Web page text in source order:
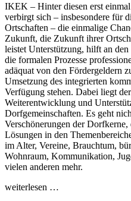
IKEK – Hinter diesen erst
verbirgt sich – insbesondere für
Ortschaften – die einmalige
Zukunft, die Zukunft ihrer
leistet Unterstützung, hilft an
die formalen Prozesse
adäquat von den Fördergeldern
Umsetzung des integrierten
Verfügung stehen. Dabei liegt
Weiterentwicklung und
Dorfgemeinschaften. Es geht
Verschönerungen der
Lösungen in den
im Alter, Vereine, Brauchtum,
Wohnraum, Kommunikation,
vielen anderen mehr.
wei­ter­le­sen …